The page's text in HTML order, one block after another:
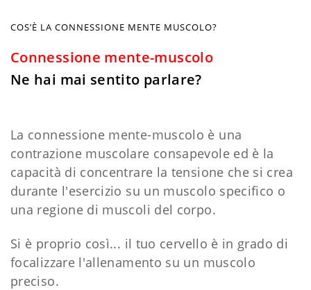
COS’È LA CONNESSIONE MENTE MUSCOLO?
Connessione mente-muscolo
Ne hai mai sentito parlare?
La connessione mente-muscolo è una
contrazione muscolare consapevole ed è la
capacità di concentrare la tensione che si crea
durante l'esercizio su un muscolo specifico o
una regione di muscoli del corpo.
Si è proprio così... il tuo cervello è in grado di
focalizzare l'allenamento su un muscolo
preciso.